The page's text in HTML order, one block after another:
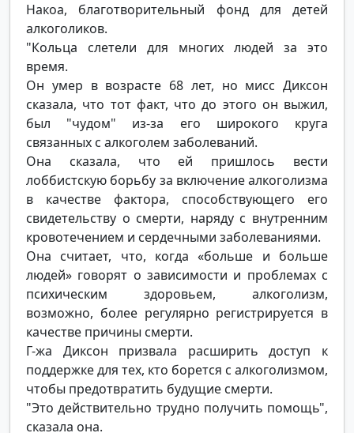
Накоа, благотворительный фонд для детей
алкоголиков.
"Кольца слетели для многих людей за это
время.
Он умер в возрасте 68 лет, но мисс Диксон
сказала, что тот факт, что до этого он выжил,
был "чудом" из-за его широкого круга
связанных с алкоголем заболеваний.
Она сказала, что ей пришлось вести
лоббистскую борьбу за включение алкоголизма
в качестве фактора, способствующего его
свидетельству о смерти, наряду с внутренним
кровотечением и сердечными заболеваниями.
Она считает, что, когда «больше и больше
людей» говорят о зависимости и проблемах с
психическим здоровьем, алкоголизм,
возможно, более регулярно регистрируется в
качестве причины смерти.
Г-жа Диксон призвала расширить доступ к
поддержке для тех, кто борется с алкоголизмом,
чтобы предотвратить будущие смерти.
"Это действительно трудно получить помощь",
сказала она.